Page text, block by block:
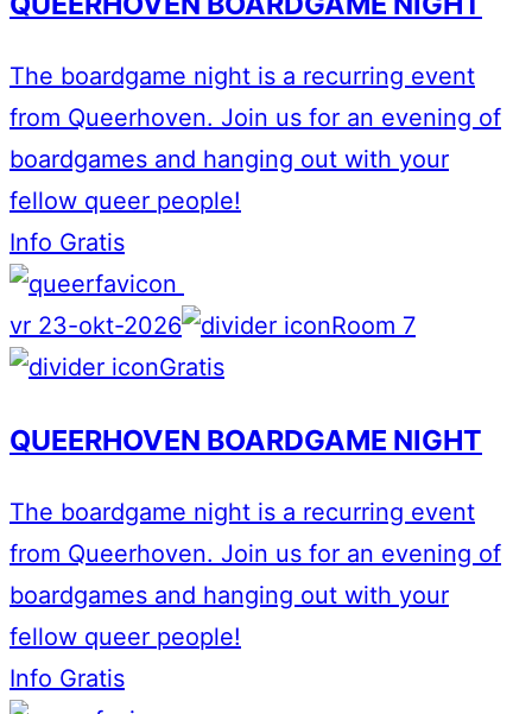
The boardgame night is a recurring event
from Queerhoven. Join us for an evening of
boardgames and hanging out with your
fellow queer people!
Info Gratis
vr 23-okt-2026
Room 7
Gratis
QUEERHOVEN BOARDGAME NIGHT
The boardgame night is a recurring event
from Queerhoven. Join us for an evening of
boardgames and hanging out with your
fellow queer people!
Info Gratis